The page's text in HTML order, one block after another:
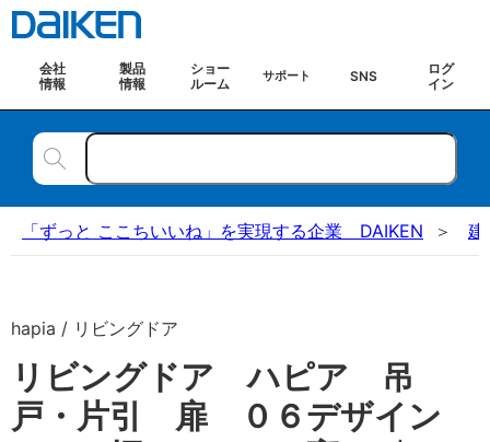
会社
情報
製品
情報
ショー
ルーム
サポート SNS
ログ
イン
「ずっと ここちいいね」を実現する企業 DAIKEN 建
hapia / リビングドア
リビングドア ハピア 吊
戸・片引 扉 ０６デザイン